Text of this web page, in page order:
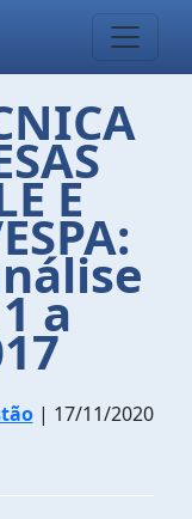
E
a
| 17/11/2020